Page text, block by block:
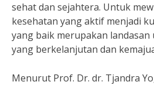
sehat dan sejahtera. Untuk
kesehatan yang aktif menjadi
yang baik merupakan
yang berkelanjutan dan
Menurut Prof. Dr. dr. Tjandra